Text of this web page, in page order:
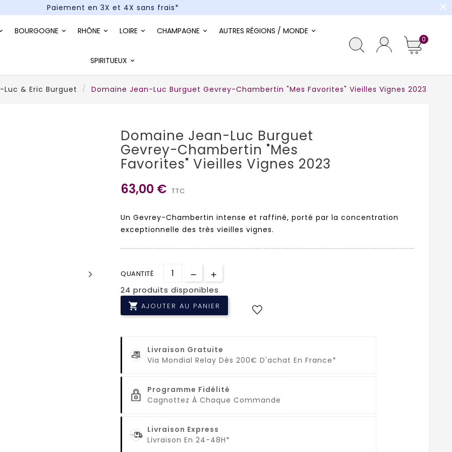
Paiement en 3X et 4X sans frais*
close
BOURGOGNE RHÔNE LOIRE CHAMPAGNE AUTRES RÉGIONS / MONDE
SPIRITUEUX
0
& Eric Burguet Domaine Jean-Luc Burguet Gevrey-Chambertin "Mes Favorites" Vieilles Vignes 2023
keyboard_arrow_right
Domaine Jean-Luc Burguet
Gevrey-Chambertin "Mes
Favorites" Vieilles Vignes 2023
63,00 € TTC
Un Gevrey-Chambertin intense et raffiné, porté par la concentration
exceptionnelle des très vieilles vignes.
QUANTITÉ
24 produits disponibles
 AJOUTER AU PANIER
Livraison Gratuite
Via Mondial Relay Dès 200€ D'achat En France*
Programme Fidélité
Cagnottez À Chaque Commande
Livraison Express
Livraison En 24-48H*